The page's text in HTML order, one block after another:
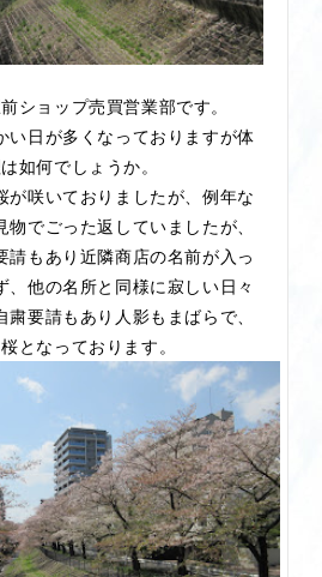
ショップ売買営業部です。
い日が多くなっておりますが体
如何でしょうか。
が咲いておりましたが、例年な
でごった返していましたが、
請もあり近隣商店の名前が入っ
、他の名所と同様に寂しい日々
要請もあり人影もまばらで、
となっております。